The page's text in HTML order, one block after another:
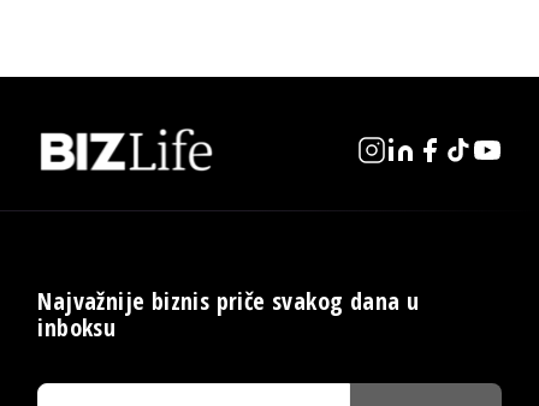
Najvažnije biznis priče svakog dana u
inboksu